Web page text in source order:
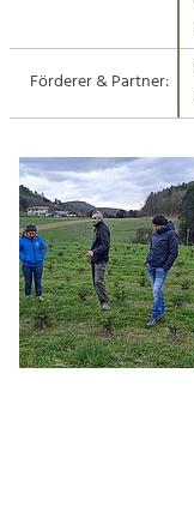
Suche
Impressum
Kontakt
Tourismus
Kunst &
Handwerk,
Soziales,
Identität
Integration
Mobilität
Klimawandel,
Steigerung
Förderer & Partner: